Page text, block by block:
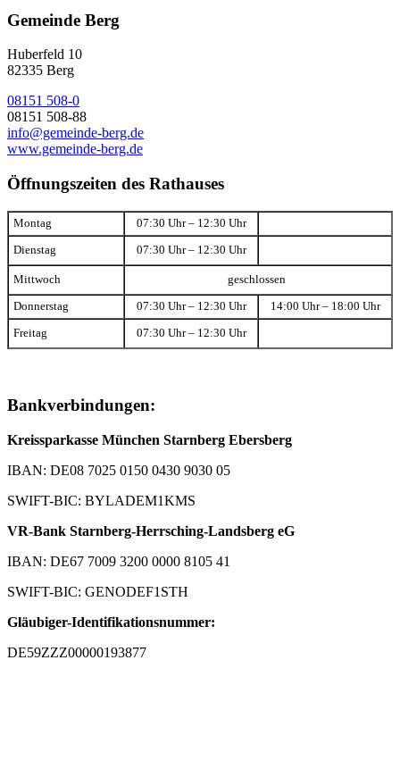
Gemeinde Berg
Huberfeld 10
82335 Berg
08151 508-0
08151 508-88
info@gemeinde-berg.de
www.gemeinde-berg.de
Öffnungszeiten des Rathauses
Montag 07:30 Uhr – 12:30 Uhr
Dienstag 07:30 Uhr – 12:30 Uhr
Mittwoch geschlossen
Donnerstag 07:30 Uhr – 12:30 Uhr 14:00 Uhr – 18:00 Uhr
Freitag 07:30 Uhr – 12:30 Uhr
Bankverbindungen:
Kreissparkasse München Starnberg Ebersberg
IBAN: DE08 7025 0150 0430 9030 05
SWIFT-BIC: BYLADEM1KMS
VR-Bank Starnberg-Herrsching-Landsberg eG
IBAN: DE67 7009 3200 0000 8105 41
SWIFT-BIC: GENODEF1STH
Gläubiger-Identifikationsnummer:
DE59ZZZ00000193877